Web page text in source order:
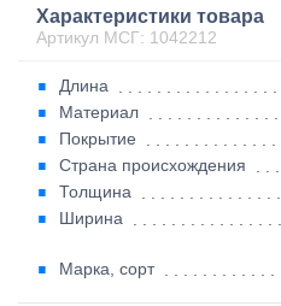
Характеристики товара
Артикул МСГ: 1042212
Длина
Материал
Покрытие
Страна происхождения
Толщина
Ширина
Марка, сорт